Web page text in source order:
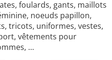
foulards, gants, maillots
noeuds papillon,
tricots, uniformes, vestes,
vêtements pour
…